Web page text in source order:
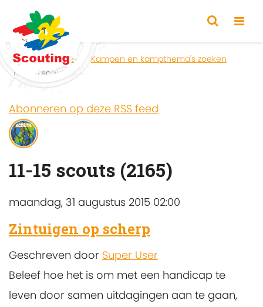
Home Zoeken
Kampen en kampthema's zoeken
11-15 scouts
Abonneren op deze RSS feed
11-15 scouts (2165)
maandag, 31 augustus 2015 02:00
Zintuigen op scherp
Geschreven door Super User
Beleef hoe het is om met een handicap te
leven door samen uitdagingen aan te gaan,